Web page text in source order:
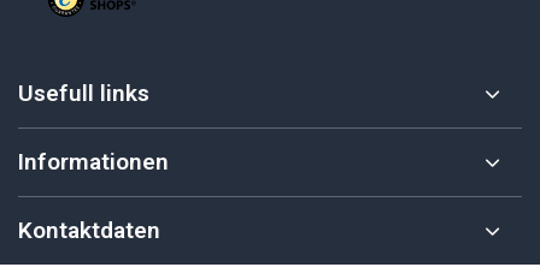
Usefull links
Informationen
Kontaktdaten